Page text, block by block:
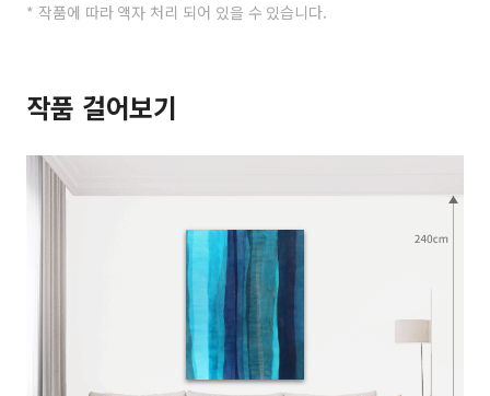
* 작품에 따라 액자 처리 되어 있을 수 있습니다.
작품 걸어보기